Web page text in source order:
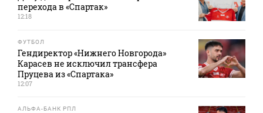
перехода в «Спартак»
12:18
ФУТБОЛ
Гендиректор «Нижнего Новгорода»
Карасев не исключил трансфера
Пруцева из «Спартака»
12:07
АЛЬФА-БАНК РПЛ